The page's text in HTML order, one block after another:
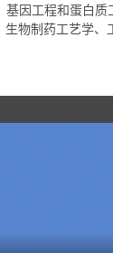
基因工程和蛋白质
生物制药工艺学、